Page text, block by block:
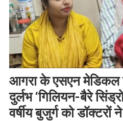
आगरा के एसएन
दुर्लभ ‘गिलियन-बैरे
वर्षीय बुजुर्ग को डॉक्टरों